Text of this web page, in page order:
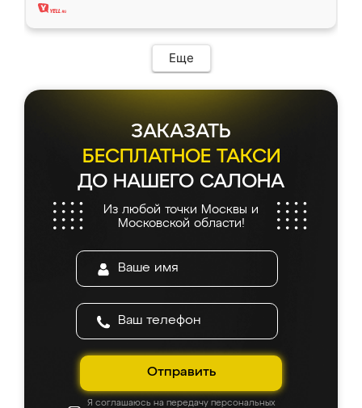
Еще
ЗАКАЗАТЬ
БЕСПЛАТНОЕ ТАКСИ
ДО НАШЕГО САЛОНА
Из любой точки Москвы и
Московской области!
Отправить
Я соглашаюсь на передачу персональных